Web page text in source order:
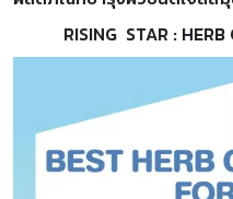
RISING STAR : HERB